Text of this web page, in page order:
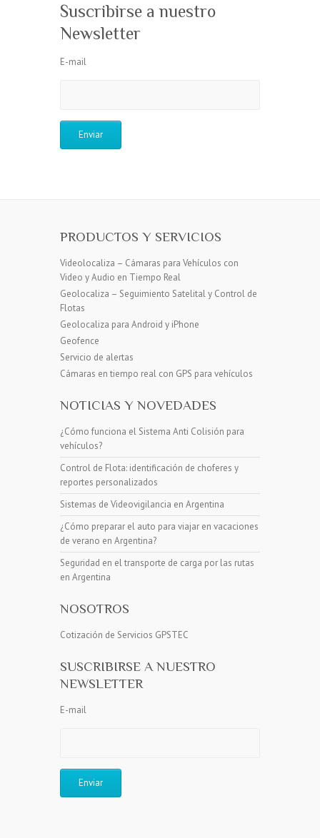
Suscribirse a nuestro
Newsletter
E-mail
PRODUCTOS Y SERVICIOS
Videolocaliza – Cámaras para Vehículos con
Video y Audio en Tiempo Real
Geolocaliza – Seguimiento Satelital y Control de
Flotas
Geolocaliza para Android y iPhone
Geofence
Servicio de alertas
Cámaras en tiempo real con GPS para vehículos
NOTICIAS Y NOVEDADES
¿Cómo funciona el Sistema Anti Colisión para
vehículos?
Control de Flota: identificación de choferes y
reportes personalizados
Sistemas de Videovigilancia en Argentina
¿Cómo preparar el auto para viajar en vacaciones
de verano en Argentina?
Seguridad en el transporte de carga por las rutas
en Argentina
NOSOTROS
Cotización de Servicios GPSTEC
SUSCRIBIRSE A NUESTRO
NEWSLETTER
E-mail